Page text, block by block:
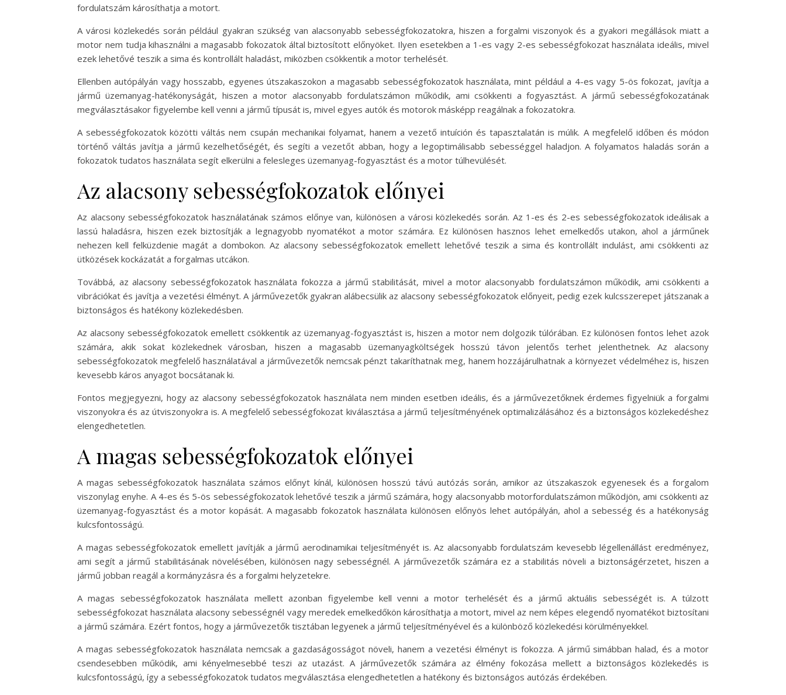
fordulatszám károsíthatja a motort.
A városi közlekedés során például gyakran szükség van alacsonyabb sebességfokozatokra, hiszen a forgalmi viszonyok és a gyakori megállások miatt a
motor nem tudja kihasználni a magasabb fokozatok által biztosított előnyöket. Ilyen esetekben a 1-es vagy 2-es sebességfokozat használata ideális, mivel
ezek lehetővé teszik a sima és kontrollált haladást, miközben csökkentik a motor terhelését.
Ellenben autópályán vagy hosszabb, egyenes útszakaszokon a magasabb sebességfokozatok használata, mint például a 4-es vagy 5-ös fokozat, javítja a
jármű üzemanyag-hatékonyságát, hiszen a motor alacsonyabb fordulatszámon működik, ami csökkenti a fogyasztást. A jármű sebességfokozatának
megválasztásakor figyelembe kell venni a jármű típusát is, mivel egyes autók és motorok másképp reagálnak a fokozatokra.
A sebességfokozatok közötti váltás nem csupán mechanikai folyamat, hanem a vezető intuíción és tapasztalatán is múlik. A megfelelő időben és módon
történő váltás javítja a jármű kezelhetőségét, és segíti a vezetőt abban, hogy a legoptimálisabb sebességgel haladjon. A folyamatos haladás során a
fokozatok tudatos használata segít elkerülni a felesleges üzemanyag-fogyasztást és a motor túlhevülését.
Az alacsony sebességfokozatok előnyei
Az alacsony sebességfokozatok használatának számos előnye van, különösen a városi közlekedés során. Az 1-es és 2-es sebességfokozatok ideálisak a
lassú haladásra, hiszen ezek biztosítják a legnagyobb nyomatékot a motor számára. Ez különösen hasznos lehet emelkedős utakon, ahol a járműnek
nehezen kell felküzdenie magát a dombokon. Az alacsony sebességfokozatok emellett lehetővé teszik a sima és kontrollált indulást, ami csökkenti az
ütközések kockázatát a forgalmas utcákon.
Továbbá, az alacsony sebességfokozatok használata fokozza a jármű stabilitását, mivel a motor alacsonyabb fordulatszámon működik, ami csökkenti a
vibrációkat és javítja a vezetési élményt. A járművezetők gyakran alábecsülik az alacsony sebességfokozatok előnyeit, pedig ezek kulcsszerepet játszanak a
biztonságos és hatékony közlekedésben.
Az alacsony sebességfokozatok emellett csökkentik az üzemanyag-fogyasztást is, hiszen a motor nem dolgozik túlórában. Ez különösen fontos lehet azok
számára, akik sokat közlekednek városban, hiszen a magasabb üzemanyagköltségek hosszú távon jelentős terhet jelenthetnek. Az alacsony
sebességfokozatok megfelelő használatával a járművezetők nemcsak pénzt takaríthatnak meg, hanem hozzájárulhatnak a környezet védelméhez is, hiszen
kevesebb káros anyagot bocsátanak ki.
Fontos megjegyezni, hogy az alacsony sebességfokozatok használata nem minden esetben ideális, és a járművezetőknek érdemes figyelniük a forgalmi
viszonyokra és az útviszonyokra is. A megfelelő sebességfokozat kiválasztása a jármű teljesítményének optimalizálásához és a biztonságos közlekedéshez
elengedhetetlen.
A magas sebességfokozatok előnyei
A magas sebességfokozatok használata számos előnyt kínál, különösen hosszú távú autózás során, amikor az útszakaszok egyenesek és a forgalom
viszonylag enyhe. A 4-es és 5-ös sebességfokozatok lehetővé teszik a jármű számára, hogy alacsonyabb motorfordulatszámon működjön, ami csökkenti az
üzemanyag-fogyasztást és a motor kopását. A magasabb fokozatok használata különösen előnyös lehet autópályán, ahol a sebesség és a hatékonyság
kulcsfontosságú.
A magas sebességfokozatok emellett javítják a jármű aerodinamikai teljesítményét is. Az alacsonyabb fordulatszám kevesebb légellenállást eredményez,
ami segít a jármű stabilitásának növelésében, különösen nagy sebességnél. A járművezetők számára ez a stabilitás növeli a biztonságérzetet, hiszen a
jármű jobban reagál a kormányzásra és a forgalmi helyzetekre.
A magas sebességfokozatok használata mellett azonban figyelembe kell venni a motor terhelését és a jármű aktuális sebességét is. A túlzott
sebességfokozat használata alacsony sebességnél vagy meredek emelkedőkön károsíthatja a motort, mivel az nem képes elegendő nyomatékot biztosítani
a jármű számára. Ezért fontos, hogy a járművezetők tisztában legyenek a jármű teljesítményével és a különböző közlekedési körülményekkel.
A magas sebességfokozatok használata nemcsak a gazdaságosságot növeli, hanem a vezetési élményt is fokozza. A jármű simábban halad, és a motor
csendesebben működik, ami kényelmesebbé teszi az utazást. A járművezetők számára az élmény fokozása mellett a biztonságos közlekedés is
kulcsfontosságú, így a sebességfokozatok tudatos megválasztása elengedhetetlen a hatékony és biztonságos autózás érdekében.